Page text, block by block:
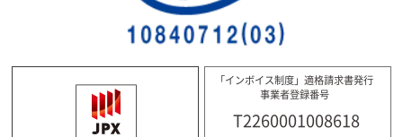
「インボイス制度」適格請求書発行
事業者登録番号
T2260001008618